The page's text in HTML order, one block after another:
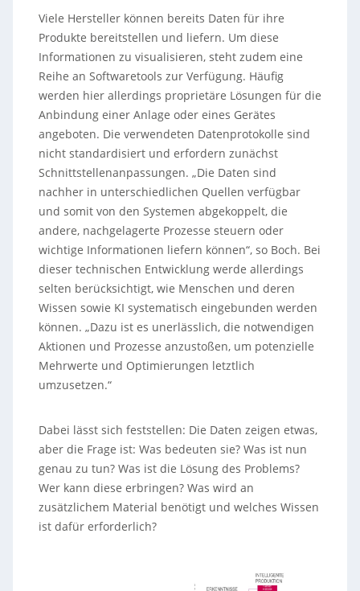
Viele Hersteller können bereits Daten für ihre
Produkte bereitstellen und liefern. Um diese
Informationen zu visualisieren, steht zudem eine
Reihe an Softwaretools zur Verfügung. Häufig
werden hier allerdings proprietäre Lösungen für die
Anbindung einer Anlage oder eines Gerätes
angeboten. Die verwendeten Datenprotokolle sind
nicht standardisiert und erfordern zunächst
Schnittstellenanpassungen. „Die Daten sind
nachher in unterschiedlichen Quellen verfügbar
und somit von den Systemen abgekoppelt, die
andere, nachgelagerte Prozesse steuern oder
wichtige Informationen liefern können“, so Boch. Bei
dieser technischen Entwicklung werde allerdings
selten berücksichtigt, wie Menschen und deren
Wissen sowie KI systematisch eingebunden werden
können. „Dazu ist es unerlässlich, die notwendigen
Aktionen und Prozesse anzustoßen, um potenzielle
Mehrwerte und Optimierungen letztlich
umzusetzen.“
Dabei lässt sich feststellen: Die Daten zeigen etwas,
aber die Frage ist: Was bedeuten sie? Was ist nun
genau zu tun? Was ist die Lösung des Problems?
Wer kann diese erbringen? Was wird an
zusätzlichem Material benötigt und welches Wissen
ist dafür erforderlich?